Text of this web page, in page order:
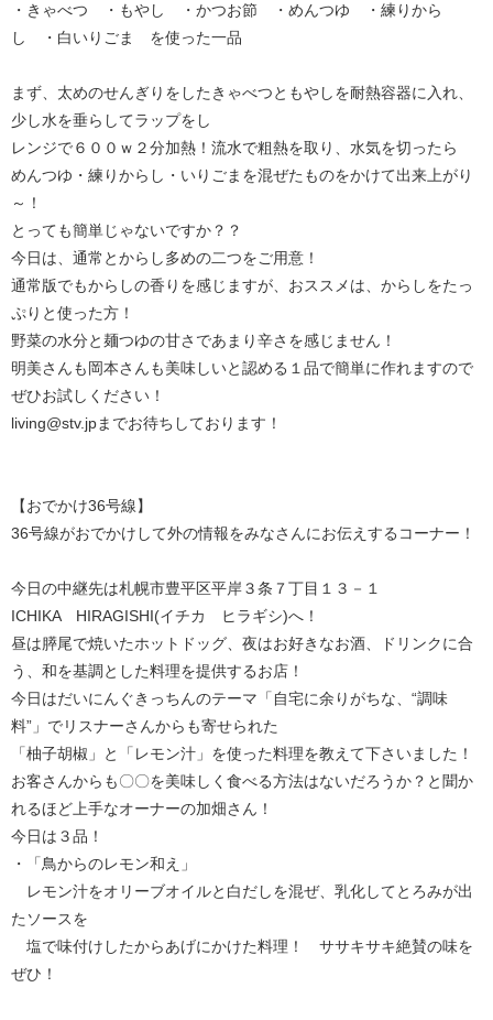
・きゃべつ ・もやし ・かつお節 ・めんつゆ ・練りから
し ・白いりごま を使った一品
まず、太めのせんぎりをしたきゃべつともやしを耐熱容器に入れ、
少し水を垂らしてラップをし
レンジで６００ｗ２分加熱！流水で粗熱を取り、水気を切ったら
めんつゆ・練りからし・いりごまを混ぜたものをかけて出来上がり
～！
とっても簡単じゃないですか？？
今日は、通常とからし多めの二つをご用意！
通常版でもからしの香りを感じますが、おススメは、からしをたっ
ぷりと使った方！
野菜の水分と麺つゆの甘さであまり辛さを感じません！
明美さんも岡本さんも美味しいと認める１品で簡単に作れますので
ぜひお試しください！
living@stv.jpまでお待ちしております！
【おでかけ36号線】
36号線がおでかけして外の情報をみなさんにお伝えするコーナー！
今日の中継先は札幌市豊平区平岸３条７丁目１３－１
ICHIKA HIRAGISHI(イチカ ヒラギシ)へ！
昼は膵尾で焼いたホットドッグ、夜はお好きなお酒、ドリンクに合
う、和を基調とした料理を提供するお店！
今日はだいにんぐきっちんのテーマ「自宅に余りがちな、“調味
料”」でリスナーさんからも寄せられた
「柚子胡椒」と「レモン汁」を使った料理を教えて下さいました！
お客さんからも〇〇を美味しく食べる方法はないだろうか？と聞か
れるほど上手なオーナーの加畑さん！
今日は３品！
・「鳥からのレモン和え」
レモン汁をオリーブオイルと白だしを混ぜ、乳化してとろみが出
たソースを
塩で味付けしたからあげにかけた料理！ ササキサキ絶賛の味を
ぜひ！